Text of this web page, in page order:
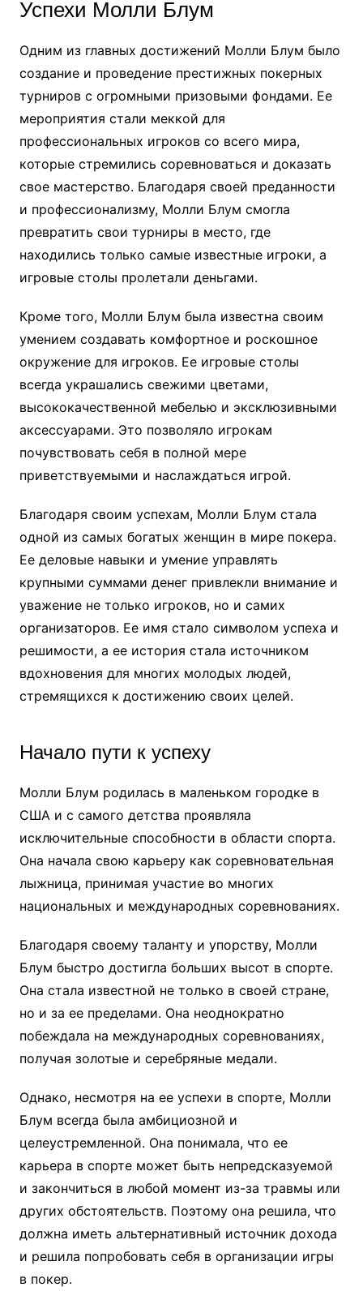
Успехи Молли Блум
Одним из главных достижений Молли Блум было
создание и проведение престижных покерных
турниров с огромными призовыми фондами. Ее
мероприятия стали меккой для
профессиональных игроков со всего мира,
которые стремились соревноваться и доказать
свое мастерство. Благодаря своей преданности
и профессионализму, Молли Блум смогла
превратить свои турниры в место, где
находились только самые известные игроки, а
игровые столы пролетали деньгами.
Кроме того, Молли Блум была известна своим
умением создавать комфортное и роскошное
окружение для игроков. Ее игровые столы
всегда украшались свежими цветами,
высококачественной мебелью и эксклюзивными
аксессуарами. Это позволяло игрокам
почувствовать себя в полной мере
приветствуемыми и наслаждаться игрой.
Благодаря своим успехам, Молли Блум стала
одной из самых богатых женщин в мире покера.
Ее деловые навыки и умение управлять
крупными суммами денег привлекли внимание и
уважение не только игроков, но и самих
организаторов. Ее имя стало символом успеха и
решимости, а ее история стала источником
вдохновения для многих молодых людей,
стремящихся к достижению своих целей.
Начало пути к успеху
Молли Блум родилась в маленьком городке в
США и с самого детства проявляла
исключительные способности в области спорта.
Она начала свою карьеру как соревновательная
лыжница, принимая участие во многих
национальных и международных соревнованиях.
Благодаря своему таланту и упорству, Молли
Блум быстро достигла больших высот в спорте.
Она стала известной не только в своей стране,
но и за ее пределами. Она неоднократно
побеждала на международных соревнованиях,
получая золотые и серебряные медали.
Однако, несмотря на ее успехи в спорте, Молли
Блум всегда была амбициозной и
целеустремленной. Она понимала, что ее
карьера в спорте может быть непредсказуемой
и закончиться в любой момент из-за травмы или
других обстоятельств. Поэтому она решила, что
должна иметь альтернативный источник дохода
и решила попробовать себя в организации игры
в покер.